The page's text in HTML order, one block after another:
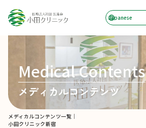
Medical Contents
メディカルコンテンツ
メディカルコンテンツ一覧｜
小田クリニック新宿